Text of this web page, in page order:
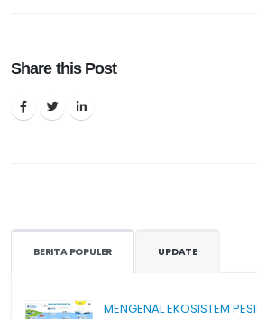
Share this Post
BERITA POPULER UPDATE
MENGENAL EKOSISTEM